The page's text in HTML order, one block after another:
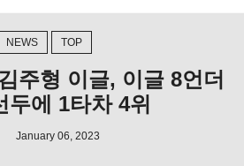
NEWS TOP
주형 이글, 이글 8언더
에 1타차 4위
January 06, 2023